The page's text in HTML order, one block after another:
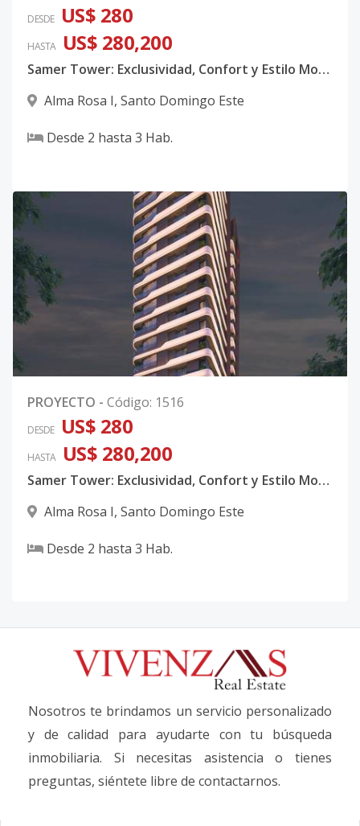
DESDE US$ 280
HASTA US$ 280,200
Samer Tower: Exclusividad, Confort y Estilo Moderno
Alma Rosa I, Santo Domingo Este
Desde 2 hasta 3 Hab.
PROYECTO - Código: 1516
DESDE US$ 280
HASTA US$ 280,200
Samer Tower: Exclusividad, Confort y Estilo Moderno
Alma Rosa I, Santo Domingo Este
Desde 2 hasta 3 Hab.
Nosotros te brindamos un servicio personalizado
y de calidad para ayudarte con tu búsqueda
inmobiliaria. Si necesitas asistencia o tienes
preguntas, siéntete libre de contactarnos.